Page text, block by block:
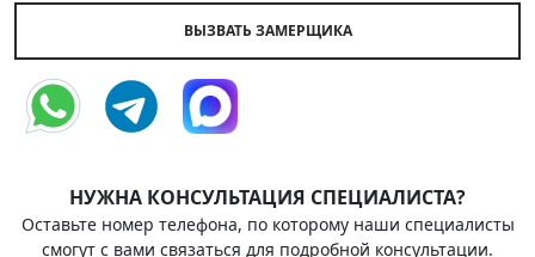
ВЫЗВАТЬ ЗАМЕРЩИКА
НУЖНА КОНСУЛЬТАЦИЯ СПЕЦИАЛИСТА?
Оставьте номер телефона, по которому наши специалисты
смогут с вами связаться для подробной консультации.